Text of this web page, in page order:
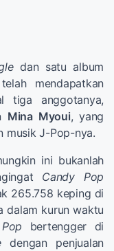
dan satu album
mendapatkan
tiga anggotanya,
Mina Myoui, yang
musik J-Pop-nya.
ini bukanlah
Candy Pop
265.758 keping di
dalam kurun waktu
bertengger di
dengan penjualan